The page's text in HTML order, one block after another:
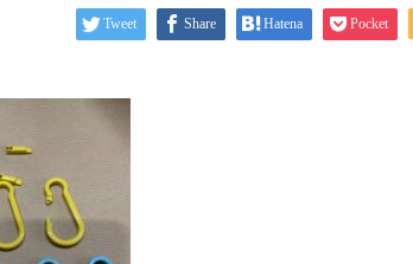
Tweet Share Hatena Pocket